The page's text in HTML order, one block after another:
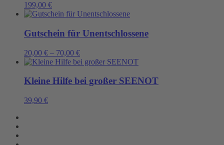
199,00 €
Gutschein für Unentschlossene
20,00 € – 70,00 €
Kleine Hilfe bei großer SEENOT
39,90 €